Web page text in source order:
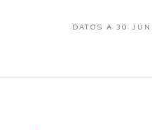
DATOS A 30